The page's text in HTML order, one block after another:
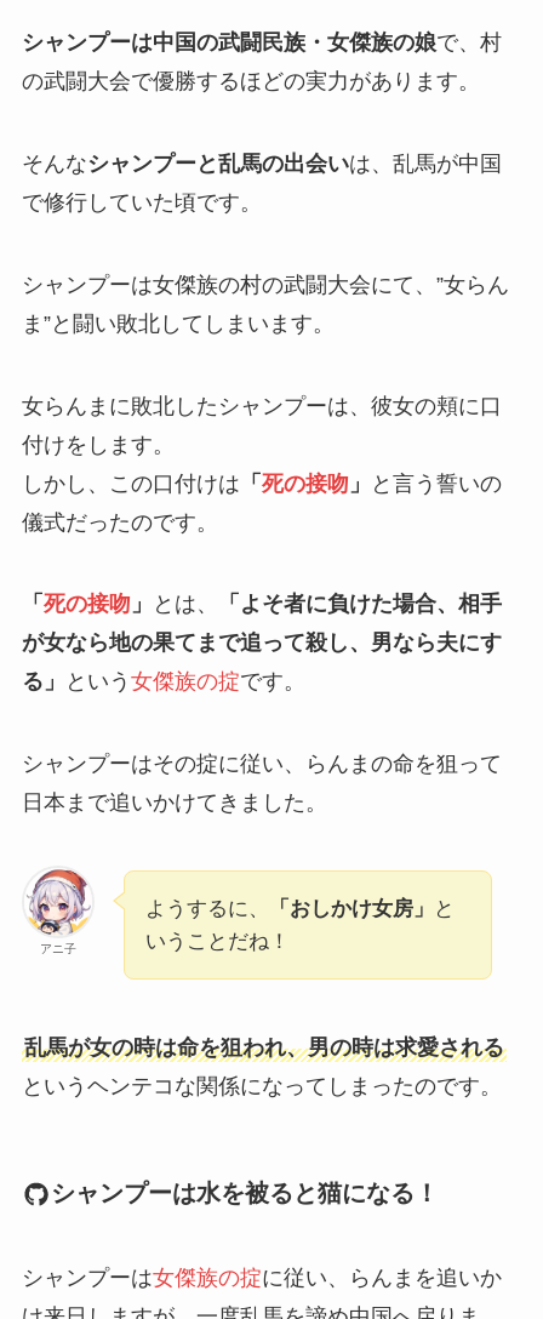
シャンプーは中国の武闘民族・女傑族の娘で、村
の武闘大会で優勝するほどの実力があります。
そんなシャンプーと乱馬の出会いは、乱馬が中国
で修行していた頃です。
シャンプーは女傑族の村の武闘大会にて、”女らん
ま”と闘い敗北してしまいます。
女らんまに敗北したシャンプーは、彼女の頬に口
付けをします。
しかし、この口付けは 「 死の接吻」
と言う誓いの
儀式だったのです。
「 死の接吻」 とは、
「よそ者に負けた場合、相手
が女なら地の果てまで追って殺し、男なら夫にす
る」
という 女傑族の掟です。
シャンプーはその掟に従い、らんまの命を狙って
日本まで追いかけてきました。
アニ子
ようするに、 「おしかけ女房」
と
いうことだね！
乱馬が女の時は命を狙われ、男の時は求愛される
というヘンテコな関係になってしまったのです。
シャンプーは水を被ると猫になる！
シャンプーは女傑族の掟に従い、らんまを追いか